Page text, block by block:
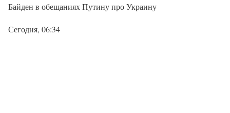
Байден в обещаниях Путину про Украину
Сегодня, 06:34